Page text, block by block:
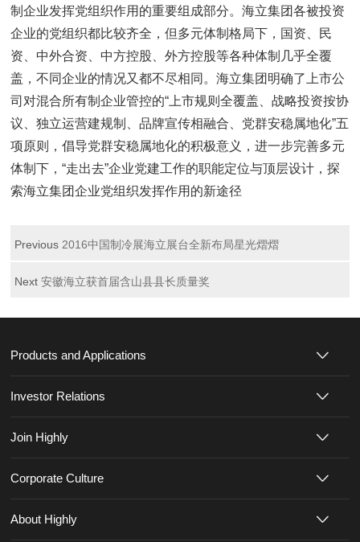
制企业发挥党组织作用的重要组成部分。海立集团各被投资
企业的党组织都比较齐全，但多元体制格局下，国资、民
资、中外合资、中方控股、外方控股等各种体制几乎全覆
盖，不同企业的情况又都不尽相同。海立集团明确了上市公
司对混合所有制企业管控的“上市规则全覆盖、战略投资按协
议、独立运营建规制、品牌宣传相融合、党群安稳属地化”五
项原则，倡导党群安稳属地化的积极意义，进一步完善多元
体制下，“走出去”企业党建工作的职能定位与顶层设计，探
索海立集团企业党组织发挥作用的新途径
Previous 2016中国制冷展海立展台全新布局星光熠熠
Next 安徽海立获首届含山县县长质量奖
Products and Applications
Investor Relations
Join Highly
Corporate Culture
About Highly